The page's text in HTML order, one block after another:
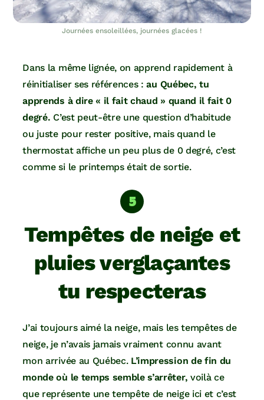
Journées ensoleillées, journées glacées !
Dans la même lignée, on apprend rapidement à
réinitialiser ses références :au Québec, tu
apprends à dire « il fait chaud » quand il fait 0
degré. C’est peut-être une question d’habitude
ou juste pour rester positive, mais quand le
thermostat affiche un peu plus de 0 degré, c’est
comme si le printemps était de sortie.
Tempêtes de neige et
pluies verglaçantes
tu respecteras
J’ai toujours aimé la neige, mais les tempêtes de
neige, je n’avais jamais vraiment connu avant
mon arrivée au Québec. L’impression de fin du
monde où le temps semble s’arrêter, voilà ce
que représente une tempête de neige ici et c’est